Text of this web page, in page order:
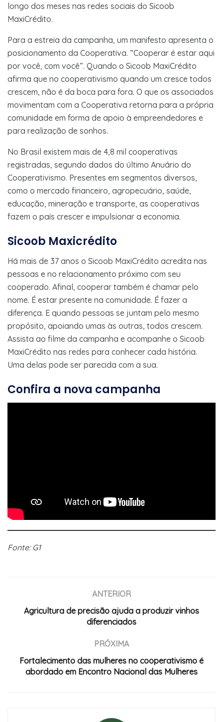
longo dos meses nas redes sociais do Sicoob
MaxiCrédito.
Para a estreia da campanha, um manifesto apresenta o
posicionamento da Cooperativa. “Cooperar é estar aqui
por você, com você”. Quando o Sicoob MaxiCrédito
afirma que no cooperativismo quando um cresce todos
crescem, não é da boca para fora. O que os associados
movimentam com a Cooperativa retorna para a própria
comunidade em forma de apoio à empreendedores e
para realização de sonhos.
No Brasil existem mais de 4,8 mil cooperativas
registradas, segundo dados do último Anuário do
Cooperativismo. Presentes em segmentos diversos,
como o mercado financeiro, agropecuário, saúde,
educação, mineração e transporte, as cooperativas
fazem o país crescer e impulsionar a economia.
Sicoob Maxicrédito
Há mais de 37 anos o Sicoob MaxiCrédito acredita nas
pessoas e no relacionamento próximo com seu
cooperado. Afinal, cooperar também é chamar pelo
nome. É estar presente na comunidade. É fazer a
diferença. E quando pessoas se juntam pelo mesmo
propósito, apoiando umas às outras, todos crescem.
Assista ao filme da campanha e acompanhe o Sicoob
MaxiCrédito nas redes para conhecer cada história.
Uma delas pode ser parecida com a sua.
Confira a nova campanha
Fonte: G1
ANTERIOR
Agricultura de precisão ajuda a produzir vinhos
diferenciados
PRÓXIMA
Fortalecimento das mulheres no cooperativismo é
abordado em Encontro Nacional das Mulheres